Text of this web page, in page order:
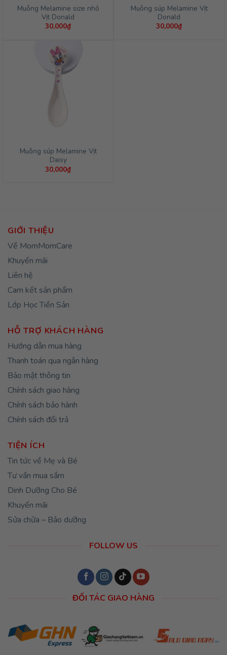
Muỗng Melamine size nhỏ
Vịt Donald
30,000₫
Muỗng súp Melamine Vịt
Donald
30,000₫
Muỗng súp Melamine Vịt
Daisy
30,000₫
GIỚI THIỆU
Về MomMomCare
Khuyến mãi
Liên hệ
Cam kết sản phẩm
Lớp Học Tiền Sản
HỖ TRỢ KHÁCH HÀNG
Hướng dẫn mua hàng
Thanh toán qua ngân hàng
Bảo mật thông tin
Chính sách giao hàng
Chính sách bảo hành
Chính sách đổi trả
TIỆN ÍCH
Tin tức về Mẹ và Bé
Tư vấn mua sắm
Dinh Dưỡng Cho Bé
Khuyến mãi
Sửa chữa – Bảo dưỡng
FOLLOW US
ĐỐI TÁC GIAO HÀNG